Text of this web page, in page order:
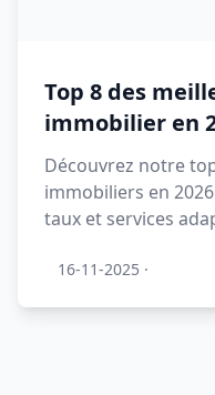
Top 8 des
immobilier en
Découvrez notre
immobiliers en
taux et services
16-11-2025 ·